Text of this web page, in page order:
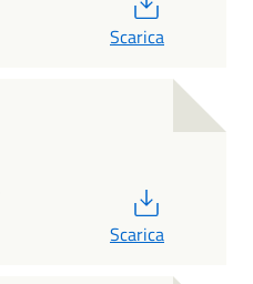
Scarica
Scarica